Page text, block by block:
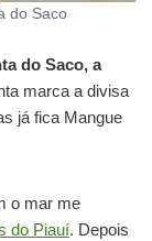
do Saco
do Saco, a
marca a divisa
já fica Mangue
o mar me
do Piauí. Depois